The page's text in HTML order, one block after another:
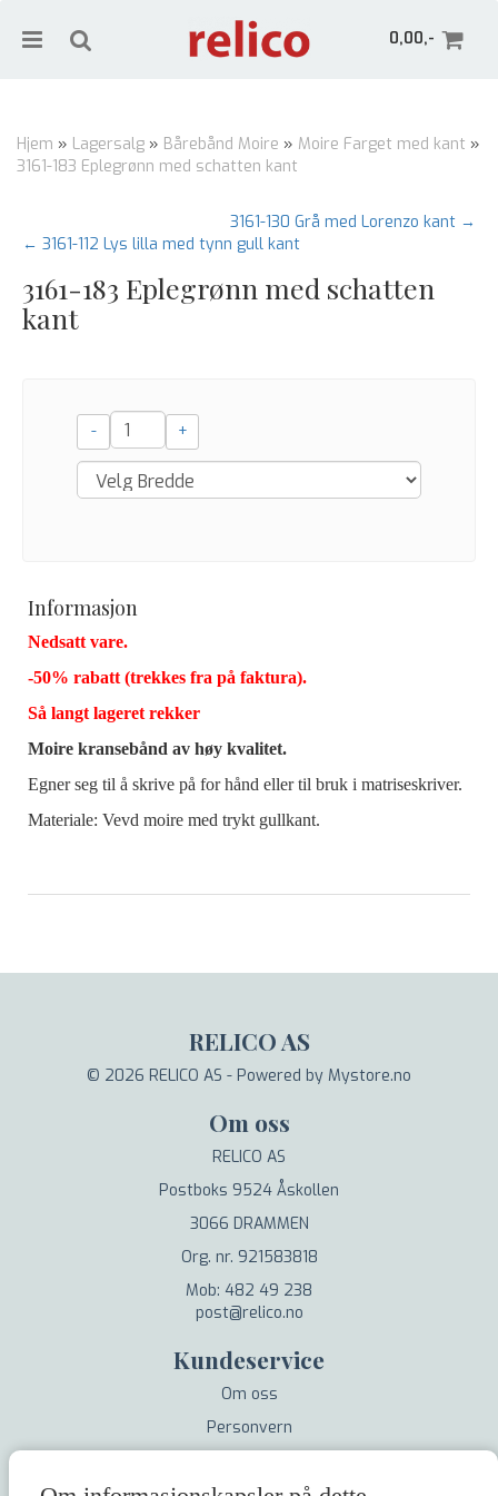
0,00,-
Hjem » Lagersalg » Bårebånd Moire » Moire Farget med kant »
3161-183 Eplegrønn med schatten kant
3161-130 Grå med Lorenzo kant →
← 3161-112 Lys lilla med tynn gull kant
3161-183 Eplegrønn med schatten
kant
- +
Informasjon
Nedsatt vare.
-50% rabatt (trekkes fra på faktura).
Så langt lageret rekker
Moire kransebånd av høy kvalitet.
Egner seg til å skrive på for hånd eller til bruk i matriseskriver.
Materiale: Vevd moire med trykt gullkant.
RELICO AS
© 2026 RELICO AS - Powered by Mystore.no
Om oss
RELICO AS
Postboks 9524 Åskollen
3066 DRAMMEN
Org. nr. 921583818
Mob: 482 49 238
post@relico.no
Kundeservice
Om oss
Personvern